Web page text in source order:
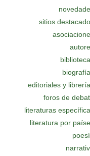
sitios
editoriales y
foros de
literaturas
literatura por